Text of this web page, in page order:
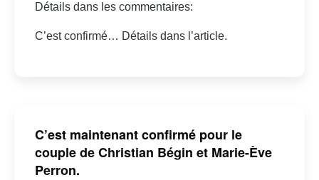
Détails dans les commentaires:
C’est confirmé… Détails dans l’article.
C’est maintenant confirmé pour le
couple de Christian Bégin et Marie-Ève
Perron.